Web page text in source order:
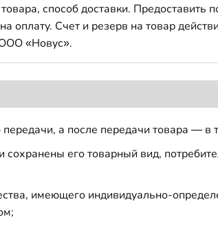
способ доставки.
Счет и резерв на товар
«Новус».
а после передачи товара — в
его товарный вид,
имеющего индивидуально-